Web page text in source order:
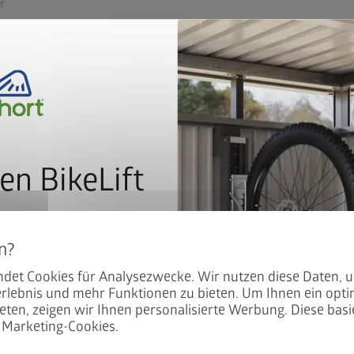
Cookies für Analysezwecke. Wir nutzen diese Daten,
und mehr Funktionen zu bieten. Um Ihnen ein
zeigen wir Ihnen personalisierte Werbung. Diese
Cookies.
der Dachbeschwerung wie z. B. Begrünung)
und Sandwichelemente aus feuerverzinktem, polyamid-
und Scharniere aus Edelstahl
abzüglich der Dachbeschwerung wie z.B. Begrünung,
BikeLift
dem Preis: Der BikeLift
Biohort Gerätehauses
Angebot